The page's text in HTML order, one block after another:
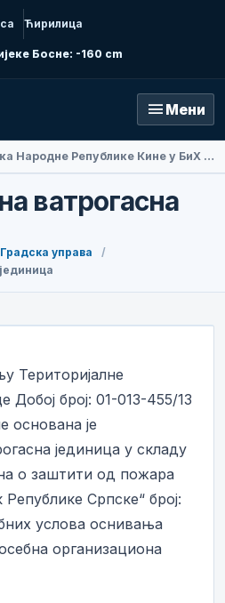
Ћирилица
Босне: -160 cm
menu Мени
Амбасадорка Народне Републике Кине у БиХ Ли Фан посјетила Добој
ватрогасна
Градска управа
Територијалне
Добој број: 01-013-455/13
основана је
јединица у складу
о заштити од пожара
Српске“ број:
услова оснивања
организациона